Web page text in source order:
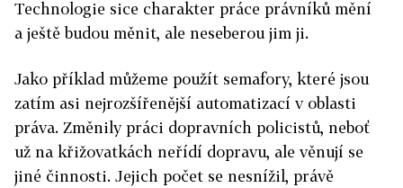
Technologie sice charakter práce právníků mění
a ještě budou měnit, ale neseberou jim ji.
Jako příklad můžeme použít semafory, které jsou
zatím asi nejrozšířenější automatizací v oblasti
práva. Změnily práci dopravních policistů, neboť
už na křižovatkách neřídí dopravu, ale věnují se
jiné činnosti. Jejich počet se nesnížil, právě